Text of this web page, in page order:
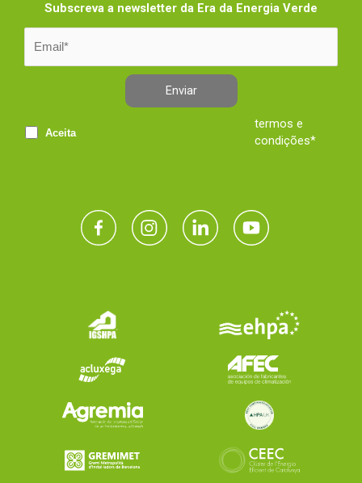
Subscreva a newsletter da Era da Energia Verde
Enviar
Aceita
termos e
condições*